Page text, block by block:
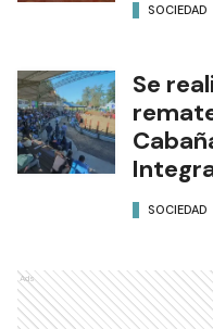
SOCIEDAD
Se
SOCIEDAD
Ads